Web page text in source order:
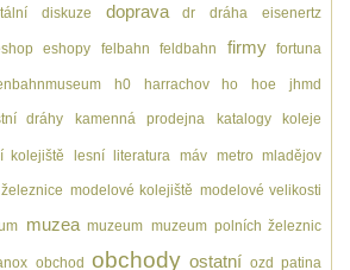
diskuze doprava dr dráha eisenertz
eshopy felbahn feldbahn firmy fortuna
h0 harrachov ho hoe jhmd
dráhy kamenná prodejna katalogy koleje
kolejiště lesní literatura máv metro mladějov
modelové kolejiště modelové velikosti
muzea muzeum muzeum polních železnic
obchod obchody ostatní ozd patina